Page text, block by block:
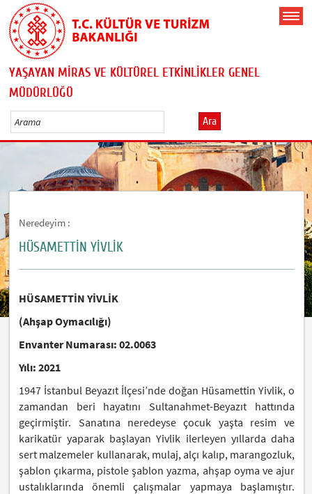
YAŞAYAN MİRAS VE KÜLTÜREL ETKİNLİKLER GENEL
MÜDÜRLÜĞÜ
Ara
Neredeyim :
HÜSAMETTİN YİVLİK
HÜSAMETTİN YİVLİK
(Ahşap Oymacılığı)
Envanter Numarası: 02.0063
Yılı: 2021
1947 İstanbul Beyazıt İlçesi’nde doğan Hüsamettin Yivlik, o
zamandan beri hayatını Sultanahmet-Beyazıt hattında
geçirmiştir. Sanatına neredeyse çocuk yaşta resim ve
karikatür yaparak başlayan Yivlik ilerleyen yıllarda daha
sert malzemeler kullanarak, mulaj, alçı kalıp, marangozluk,
şablon çıkarma, pistole şablon yazma, ahşap oyma ve ajur
ustalıklarında önemli çalışmalar yapmaya başlamıştır.